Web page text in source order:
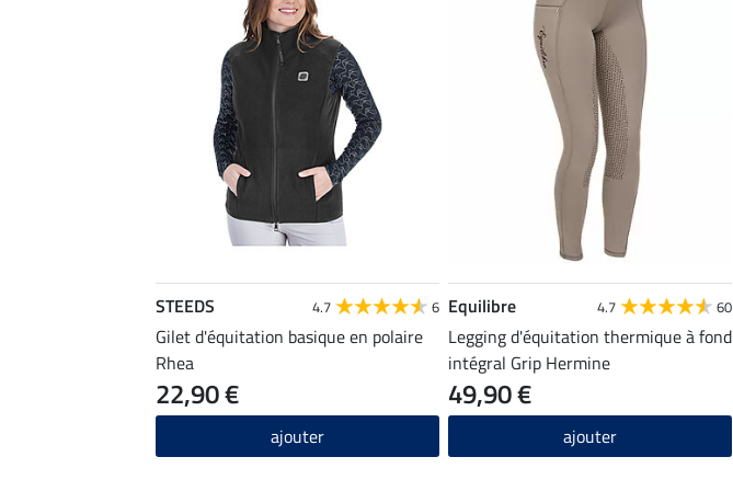
STEEDS 4.7 6
Gilet d'équitation basique en polaire
Rhea
22,90 €
ajouter
Equilibre 4.7 60
Legging d'équitation thermique à fond
intégral Grip Hermine
49,90 €
ajouter